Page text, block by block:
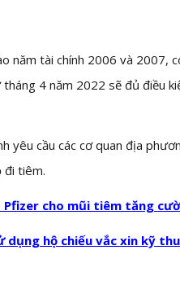
năm tài chính 2006 và
4 năm 2022 sẽ đủ điều
yêu cầu các cơ quan địa
đi tiêm.
cho mũi tiêm tăng
dụng hộ chiếu vắc xin kỹ